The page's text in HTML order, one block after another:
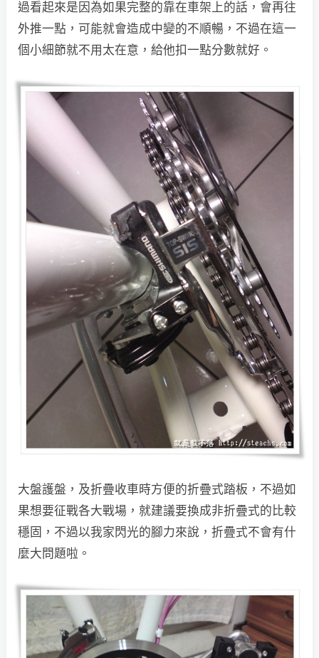
過看起來是因為如果完整的靠在車架上的話，會再往
外推一點，可能就會造成中變的不順暢，不過在這一
個小細節就不用太在意，給他扣一點分數就好。
大盤護盤，及折疊收車時方便的折疊式踏板，不過如
果想要征戰各大戰場，就建議要換成非折疊式的比較
穩固，不過以我家閃光的腳力來說，折疊式不會有什
麼大問題啦。